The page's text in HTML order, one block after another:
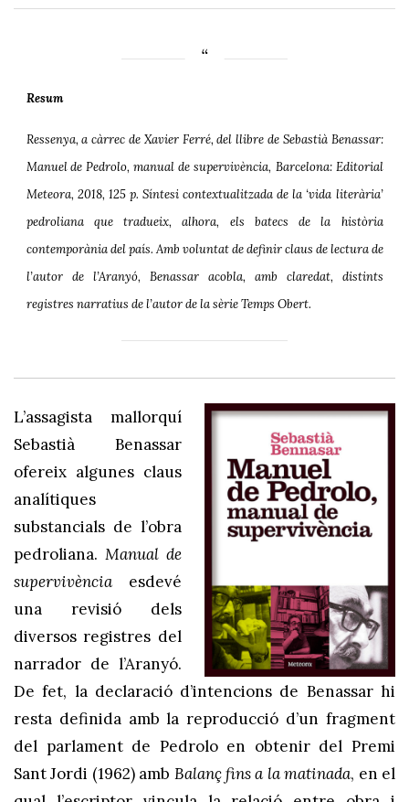
Resum
Ressenya, a càrrec de Xavier Ferré, del llibre de Sebastià Benassar:
Manuel de Pedrolo, manual de supervivència, Barcelona: Editorial
Meteora, 2018, 125 p. Síntesi contextualitzada de la ‘vida literària’
pedroliana que tradueix, alhora, els batecs de la història
contemporània del país. Amb voluntat de definir claus de lectura de
l’autor de l’Aranyó, Benassar acobla, amb claredat, distints
registres narratius de l’autor de la sèrieTemps Obert.
L’assagista mallorquí
Sebastià Benassar
ofereix algunes claus
analítiques
substancials de l’obra
pedroliana. Manual de
supervivència esdevé
una revisió dels
diversos registres del
narrador de l’Aranyó.
De fet, la declaració d’intencions de Benassar hi
resta definida amb la reproducció d’un fragment
del parlament de Pedrolo en obtenir del Premi
Sant Jordi (1962) amb Balanç fins a la matinada, en el